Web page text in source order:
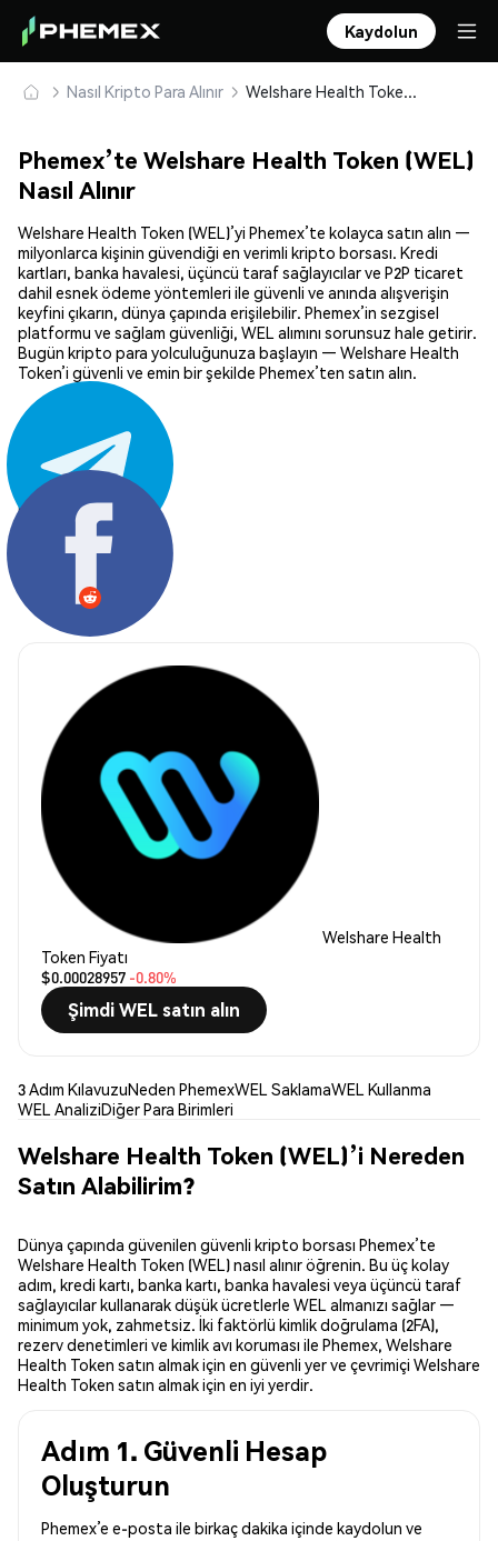
Kaydolun
Nasıl Kripto Para Alınır Welshare Health Token (WEL) Güvenle Satın Alın ve Saklayın
Phemex’te Welshare Health Token (WEL)
Nasıl Alınır
Welshare Health Token (WEL)’yi Phemex’te kolayca satın alın —
milyonlarca kişinin güvendiği en verimli kripto borsası. Kredi
kartları, banka havalesi, üçüncü taraf sağlayıcılar ve P2P ticaret
dahil esnek ödeme yöntemleri ile güvenli ve anında alışverişin
keyfini çıkarın, dünya çapında erişilebilir. Phemex’in sezgisel
platformu ve sağlam güvenliği, WEL alımını sorunsuz hale getirir.
Bugün kripto para yolculuğunuza başlayın — Welshare Health
Token’i güvenli ve emin bir şekilde Phemex’ten satın alın.
Paylaş:
Welshare Health
Token Fiyatı
$0.00028957 -0.80%
Şimdi WEL satın alın
3 Adım KılavuzuNeden PhemexWEL SaklamaWEL Kullanma
WEL AnaliziDiğer Para Birimleri
Welshare Health Token (WEL)’i Nereden
Satın Alabilirim?
Dünya çapında güvenilen güvenli kripto borsası Phemex’te
Welshare Health Token (WEL) nasıl alınır öğrenin. Bu üç kolay
adım, kredi kartı, banka kartı, banka havalesi veya üçüncü taraf
sağlayıcılar kullanarak düşük ücretlerle WEL almanızı sağlar —
minimum yok, zahmetsiz. İki faktörlü kimlik doğrulama (2FA),
rezerv denetimleri ve kimlik avı koruması ile Phemex, Welshare
Health Token satın almak için en güvenli yer ve çevrimiçi Welshare
Health Token satın almak için en iyi yerdir.
Adım 1. Güvenli Hesap
Oluşturun
Phemex’e e-posta ile birkaç dakika içinde kaydolun ve